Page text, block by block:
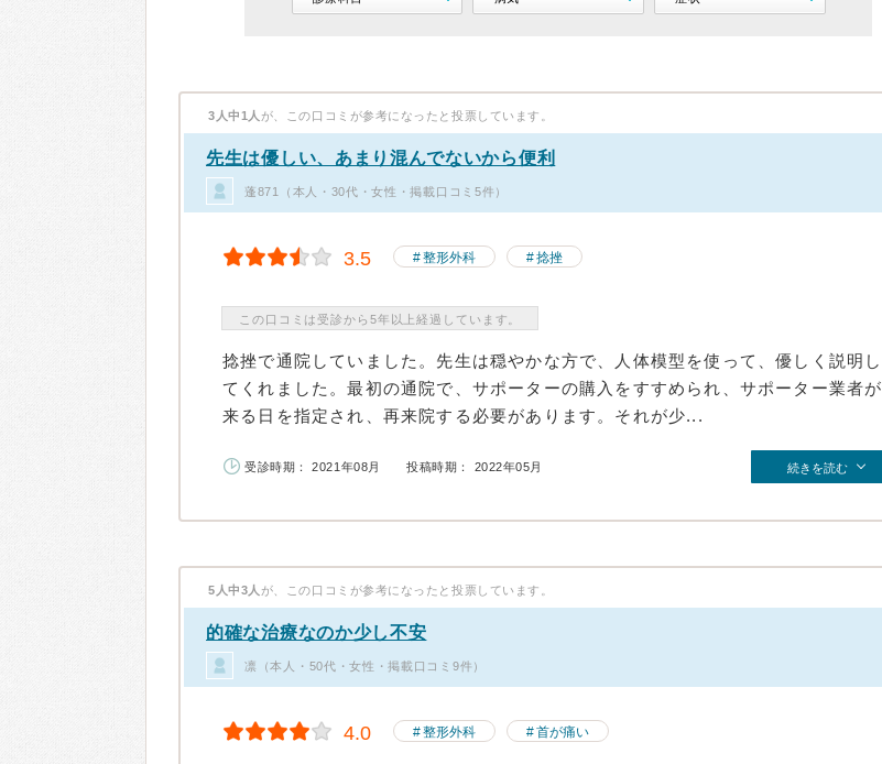
3人中1人 が、この口コミが参考になったと投票しています。
先生は優しい、あまり混んでないから便利
蓬871（本人・30代・女性・掲載口コミ5件）
3.5 整形外科 捻挫
この口コミは受診から5年以上経過しています。
捻挫で通院していました。先生は穏やかな方で、人体模型を使って、優しく説明し
てくれました。最初の通院で、サポーターの購入をすすめられ、サポーター業者が
来る日を指定され、再来院する必要があります。それが少...
受診時期： 2021年08月 投稿時期： 2022年05月 続きを読む
5人中3人 が、この口コミが参考になったと投票しています。
的確な治療なのか少し不安
凛（本人・50代・女性・掲載口コミ9件）
4.0 整形外科 首が痛い